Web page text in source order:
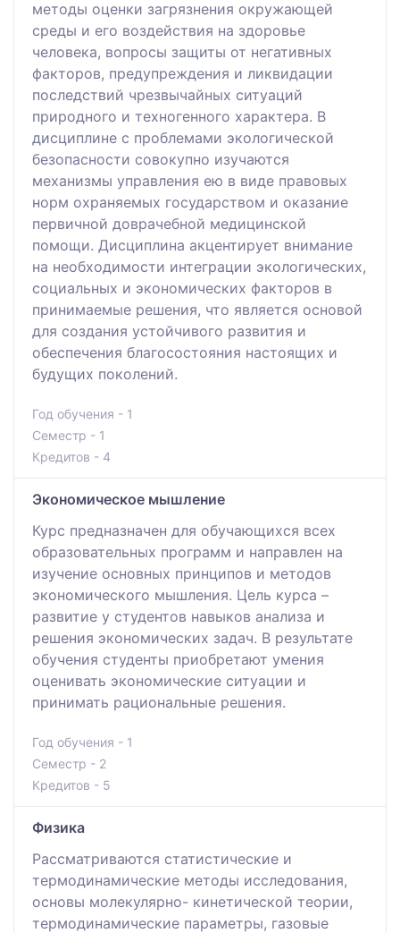
методы оценки загрязнения окружающей
среды и его воздействия на здоровье
человека, вопросы защиты от негативных
факторов, предупреждения и ликвидации
последствий чрезвычайных ситуаций
природного и техногенного характера. В
дисциплине с проблемами экологической
безопасности совокупно изучаются
механизмы управления ею в виде правовых
норм охраняемых государством и оказание
первичной доврачебной медицинской
помощи. Дисциплина акцентирует внимание
на необходимости интеграции экологических,
социальных и экономических факторов в
принимаемые решения, что является основой
для создания устойчивого развития и
обеспечения благосостояния настоящих и
будущих поколений.
Год обучения - 1
Семестр - 1
Кредитов - 4
Экономическое мышление
Курс предназначен для обучающихся всех
образовательных программ и направлен на
изучение основных принципов и методов
экономического мышления. Цель курса –
развитие у студентов навыков анализа и
решения экономических задач. В результате
обучения студенты приобретают умения
оценивать экономические ситуации и
принимать рациональные решения.
Год обучения - 1
Семестр - 2
Кредитов - 5
Физика
Рассматриваются статистические и
термодинамические методы исследования,
основы молекулярно- кинетической теории,
термодинамические параметры, газовые